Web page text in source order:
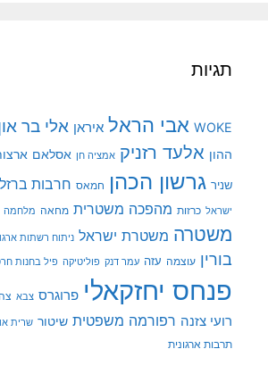
תגיות
WOKE אבי הראל איראן אלי בר
ההון אלעד רזניק אמציה חן אסלאם
שניר גרשון הכהן חמאס חרבות ברזל
ישראל כרזות מהפכה משטרית מחאה מלחמה
משטרה משטרת ישראל ניתוח רשתות
בורין עוצמה עזה עמר דנק פוליטיקה פיל בחנות
פנחס יחזקאלי פרוגרס צבא
רועי צזנה רפורמה משפטית שיטור שרית
תרבות ארגונית